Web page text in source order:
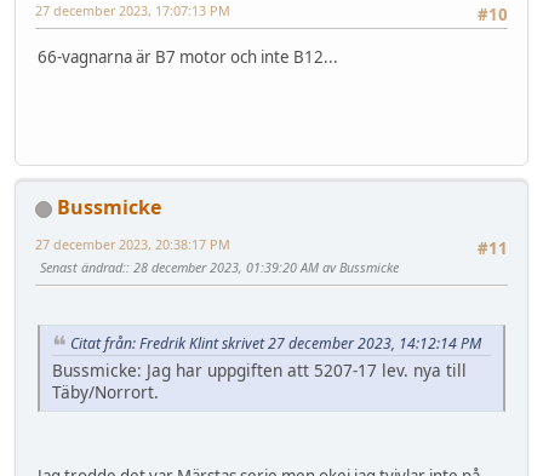
#10
27 december 2023, 17:07:13 PM
66-vagnarna är B7 motor och inte B12...
Bussmicke
#11
27 december 2023, 20:38:17 PM
Senast ändrad:: 28 december 2023, 01:39:20 AM av Bussmicke
Citat från: Fredrik Klint skrivet 27 december 2023, 14:12:14 PM
Bussmicke: Jag har uppgiften att 5207-17 lev. nya till
Täby/Norrort.